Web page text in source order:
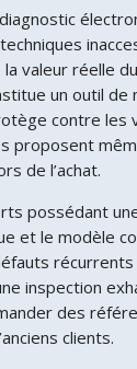
valeur réelle
un outil de
contre les
proposent
de l’achat.
possédant
et le modèle
inspection
des
clients.